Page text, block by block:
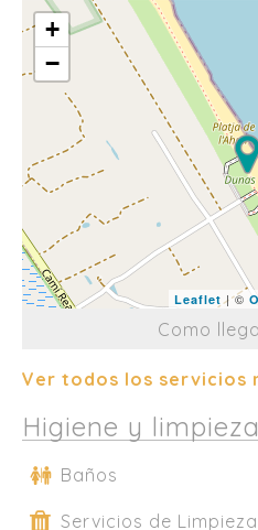
+
−
Leaflet | ©
Como
Ver todos los servicios
Higiene y limpieza
Baños
Servicios de Limpieza